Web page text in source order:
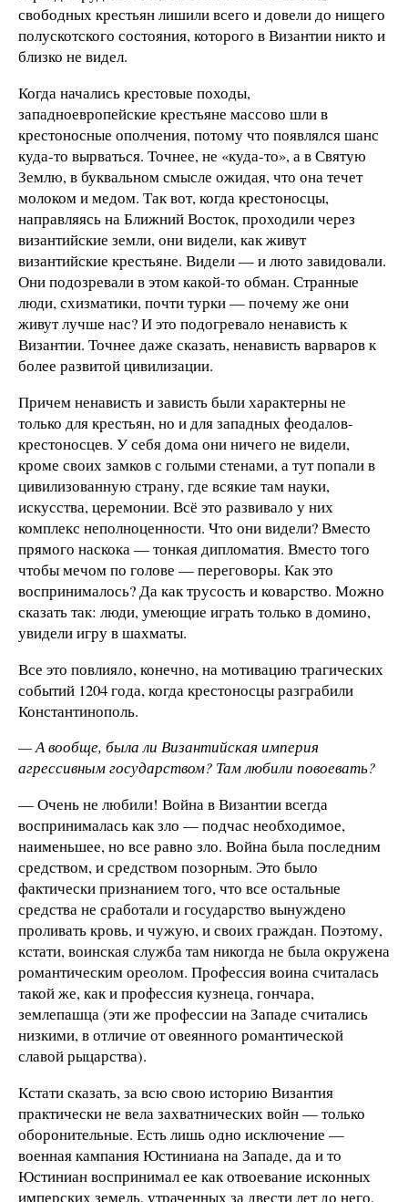
свободных крестьян лишили всего и довели до нищего
полускотского состояния, которого в Византии никто и
близко не видел.
Когда начались крестовые походы,
западноевропейские крестьяне массово шли в
крестоносные ополчения, потому что появлялся шанс
куда-то вырваться. Точнее, не «куда-то», а в Святую
Землю, в буквальном смысле ожидая, что она течет
молоком и медом. Так вот, когда крестоносцы,
направляясь на Ближний Восток, проходили через
византийские земли, они видели, как живут
византийские крестьяне. Видели — и люто завидовали.
Они подозревали в этом какой-то обман. Странные
люди, схизматики, почти турки — почему же они
живут лучше нас? И это подогревало ненависть к
Византии. Точнее даже сказать, ненависть варваров к
более развитой цивилизации.
Причем ненависть и зависть были характерны не
только для крестьян, но и для западных феодалов-
крестоносцев. У себя дома они ничего не видели,
кроме своих замков с голыми стенами, а тут попали в
цивилизованную страну, где всякие там науки,
искусства, церемонии. Всё это развивало у них
комплекс неполноценности. Что они видели? Вместо
прямого наскока — тонкая дипломатия. Вместо того
чтобы мечом по голове — переговоры. Как это
воспринималось? Да как трусость и коварство. Можно
сказать так: люди, умеющие играть только в домино,
увидели игру в шахматы.
Все это повлияло, конечно, на мотивацию трагических
событий 1204 года, когда крестоносцы разграбили
Константинополь.
— А вообще, была ли Византийская империя
агрессивным государством? Там любили повоевать?
— Очень не любили! Война в Византии всегда
воспринималась как зло — подчас необходимое,
наименьшее, но все равно зло. Война была последним
средством, и средством позорным. Это было
фактически признанием того, что все остальные
средства не сработали и государство вынуждено
проливать кровь, и чужую, и своих граждан. Поэтому,
кстати, воинская служба там никогда не была окружена
романтическим ореолом. Профессия воина считалась
такой же, как и профессия кузнеца, гончара,
землепашца (эти же профессии на Западе считались
низкими, в отличие от овеянного романтической
славой рыцарства).
Кстати сказать, за всю свою историю Византия
практически не вела захватнических войн — только
оборонительные. Есть лишь одно исключение —
военная кампания Юстиниана на Западе, да и то
Юстиниан воспринимал ее как отвоевание исконных
имперских земель, утраченных за двести лет до него.